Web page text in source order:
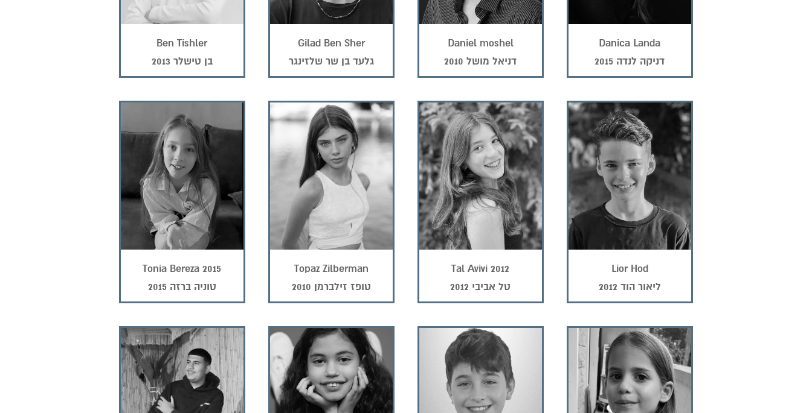
Ben Tishler
בן טישלר 2013
Gilad Ben Sher
גלעד בן שר שלזינגר
(2009)
Daniel moshel
דניאל מושל 2010
Danica Landa
דניקה לנדה 2015
Tonia Bereza 2015
טוניה ברזה 2015
Topaz Zilberman
טופז זילברמן 2010
Tal Avivi 2012
טל אביבי 2012
Lior Hod
ליאור הוד 2012